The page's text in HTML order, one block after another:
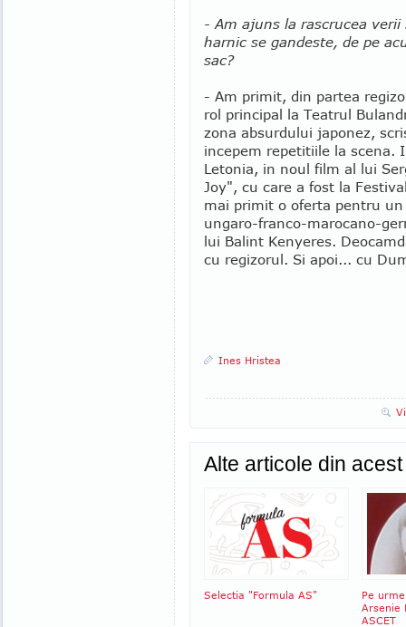
- Am ajuns la rascrucea
harnic se gandeste, de pe
sac?
- Am primit, din partea
rol principal la Teatrul
zona absurdului japonez,
incepem repetitiile la scena.
Letonia, in noul film al lui
Joy", cu care a fost la
mai primit o oferta pentru
ungaro-franco-marocano-
lui Balint Kenyeres.
cu regizorul. Si apoi... cu
Ines Hristea
Alte articole din
Selectia "Formula AS"
Pe
Arsenie
ASCET